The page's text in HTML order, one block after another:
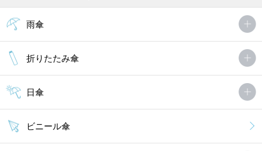
雨傘
折りたたみ傘
日傘
ビニール傘